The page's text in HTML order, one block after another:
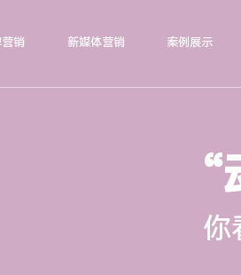
营销 新媒体营销 案例展示
“
你